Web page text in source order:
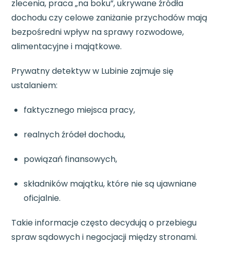
zlecenia, praca „na boku”, ukrywane źródła
dochodu czy celowe zaniżanie przychodów mają
bezpośredni wpływ na sprawy rozwodowe,
alimentacyjne i majątkowe.
Prywatny detektyw w Lubinie zajmuje się
ustalaniem:
faktycznego miejsca pracy,
realnych źródeł dochodu,
powiązań finansowych,
składników majątku, które nie są ujawniane
oficjalnie.
Takie informacje często decydują o przebiegu
spraw sądowych i negocjacji między stronami.